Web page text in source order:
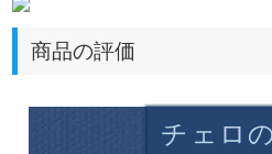
商品の評価
チェロ